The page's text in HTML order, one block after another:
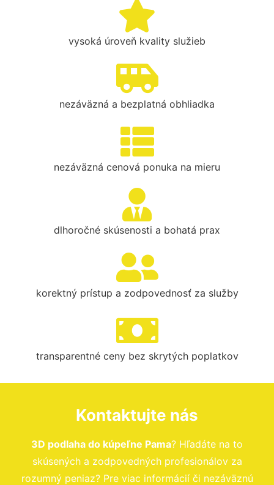
vysoká úroveň kvality služieb
nezáväzná a bezplatná obhliadka
nezáväzná cenová ponuka na mieru
dlhoročné skúsenosti a bohatá prax
korektný prístup a zodpovednosť za služby
transparentné ceny bez skrytých poplatkov
Kontaktujte nás
3D podlaha do kúpeľne Pama? Hľadáte na to
skúsených a zodpovedných profesionálov za
rozumný peniaz? Pre viac informácií či nezáväznú